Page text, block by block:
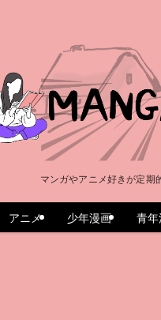
マンガやアニメ好きが定
アニメ 少年漫画 青